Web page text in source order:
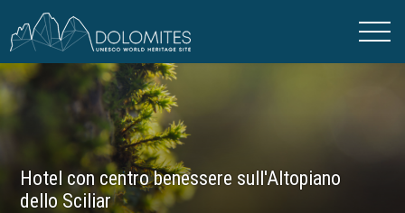
Hotel con centro benessere sull'Altopiano
dello Sciliar